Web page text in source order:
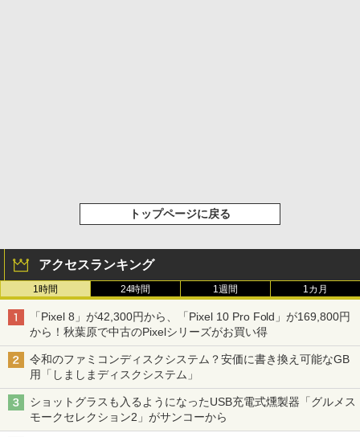
トップページに戻る
アクセスランキング
1時間 24時間 1週間 1カ月
「Pixel 8」が42,300円から、「Pixel 10 Pro Fold」が169,800円
から！秋葉原で中古のPixelシリーズがお買い得
令和のファミコンディスクシステム？安価に書き換え可能なGB
用「しましまディスクシステム」
ショットグラスも入るようになったUSB充電式燻製器「グルメス
モークセレクション2」がサンコーから